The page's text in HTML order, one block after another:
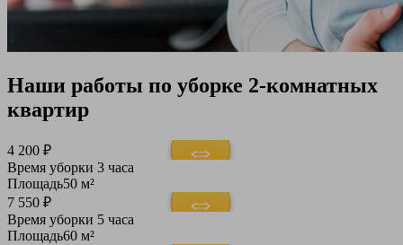
Наши работы по уборке 2-комнатных
квартир
4 200 ₽
Время уборки 3 часа
Площадь50 м²
7 550 ₽
Время уборки 5 часа
Площадь60 м²